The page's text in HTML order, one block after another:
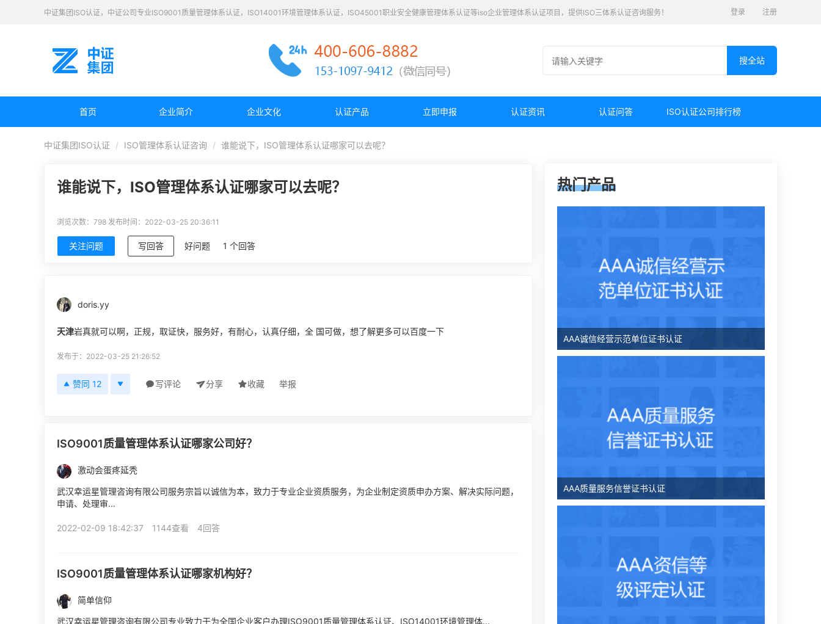
中证集团ISO认证，中证公司专业ISO9001质量管理体系认证，ISO14001环境管理体系认证，ISO45001职业安全健康管理体系认证等iso企业管理体系认证项目，提供ISO三体系认证咨询服务！ 登录 注册
首页 企业简介 企业文化 认证产品 立即申报 认证资讯 认证问答 ISO认证公司排行榜
中证集团ISO认证 ISO管理体系认证咨询 谁能说下，ISO管理体系认证哪家可以去呢？
谁能说下，ISO管理体系认证哪家可以去呢？
浏览次数：798 发布时间：2022-03-25 20:36:11
关注问题 写回答 好问题 1 个回答
doris.yy
天津岩真就可以啊，正规，取证快，服务好，有耐心，认真仔细，全 国可做，想了解更多可以百度一下
发布于：2022-03-25 21:26:52
赞同 12 写评论 分享 收藏 举报
ISO9001质量管理体系认证哪家公司好？
激动会蛋疼延秃
武汉幸运星管理咨询有限公司服务宗旨以诚信为本，致力于专业企业资质服务，为企业制定资质申办方案、解决实际问题，
申请、处理审...
2022-02-09 18:42:37 1144查看 4回答
ISO9001质量管理体系认证哪家机构好？
简单信仰
武汉幸运星管理咨询有限公司专业致力于为全国企业客户办理ISO9001质量管理体系认证、ISO14001环境管理体...
热门产品
AAA诚信经营示范单位证书认证
AAA质量服务信誉证书认证